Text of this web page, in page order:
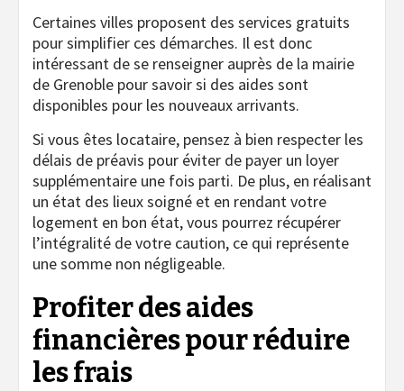
Certaines villes proposent des services gratuits
pour simplifier ces démarches. Il est donc
intéressant de se renseigner auprès de la mairie
de Grenoble pour savoir si des aides sont
disponibles pour les nouveaux arrivants.
Si vous êtes locataire, pensez à bien respecter les
délais de préavis pour éviter de payer un loyer
supplémentaire une fois parti. De plus, en réalisant
un état des lieux soigné et en rendant votre
logement en bon état, vous pourrez récupérer
l’intégralité de votre caution, ce qui représente
une somme non négligeable.
Profiter des aides
financières pour réduire
les frais